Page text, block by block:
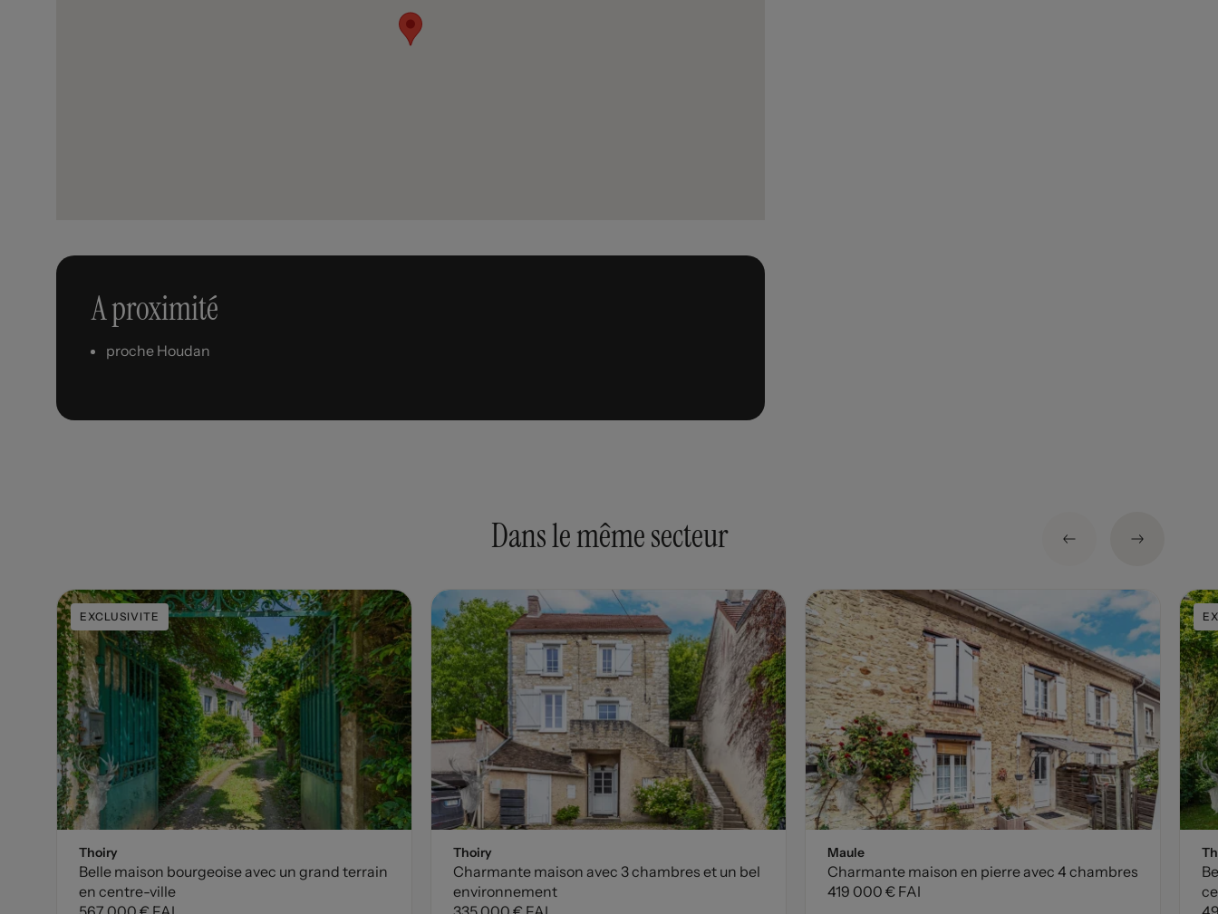
A proximité
proche Houdan
Dans le même secteur
EXCLUSIVITE
Thoiry
Belle maison bourgeoise avec un grand terrain
en centre-ville
Thoiry
Charmante maison avec 3 chambres et un bel
environnement
Maule
Charmante maison en pierre avec 4 chambres
419 000 € FAI